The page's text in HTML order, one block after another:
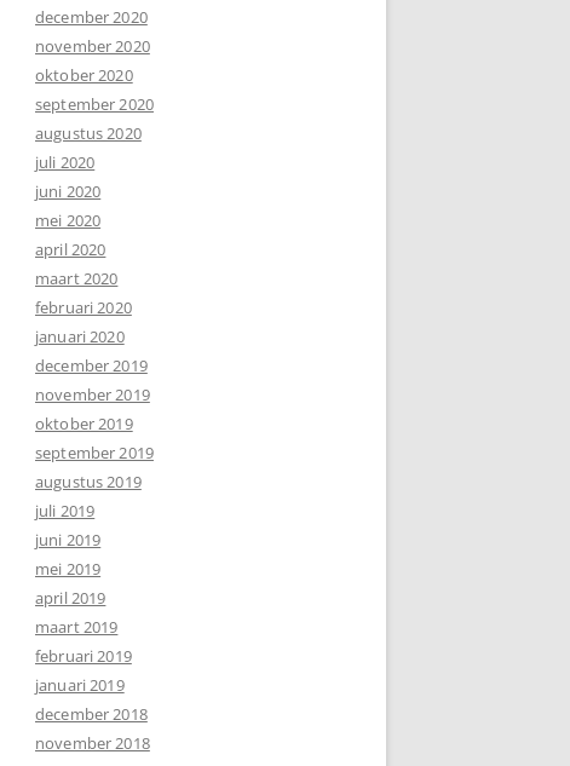
december 2020
november 2020
oktober 2020
september 2020
augustus 2020
juli 2020
juni 2020
mei 2020
april 2020
maart 2020
februari 2020
januari 2020
december 2019
november 2019
oktober 2019
september 2019
augustus 2019
juli 2019
juni 2019
mei 2019
april 2019
maart 2019
februari 2019
januari 2019
december 2018
november 2018